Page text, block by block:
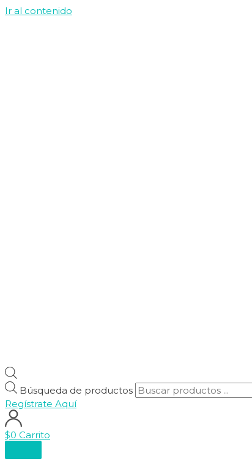
Ir al contenido
Búsqueda de productos
Regístrate Aquí
$0 Carrito